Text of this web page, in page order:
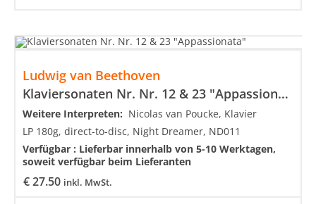
Ludwig van Beethoven
Klaviersonaten Nr. Nr. 12 & 23 "Appassionata"
€27.50 inkl. MwSt.
Weitere Interpreten: Nicolas van Poucke, Klavier
LP 180g, direct-to-disc, Night Dreamer, ND011
Verfügbar : Lieferbar innerhalb von 5-10 Werktagen,
soweit verfügbar beim Lieferanten